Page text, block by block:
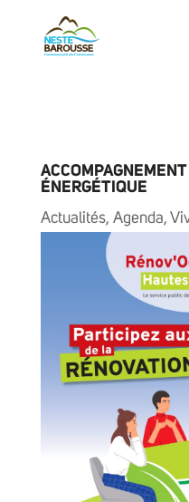
ÉNERGÉTIQUE
Actualités, Agenda,